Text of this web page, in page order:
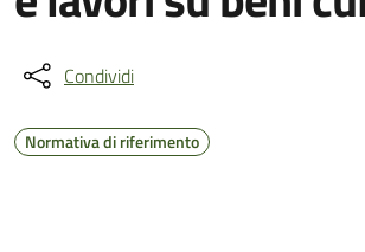
Condividi
Normativa di riferimento